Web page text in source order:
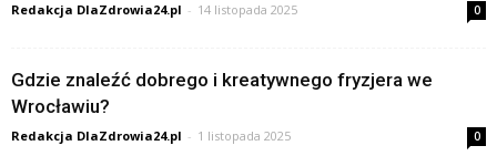
Redakcja DlaZdrowia24.pl - 14 listopada 2025 0
Gdzie znaleźć dobrego i kreatywnego fryzjera we
Wrocławiu?
Redakcja DlaZdrowia24.pl - 1 listopada 2025 0